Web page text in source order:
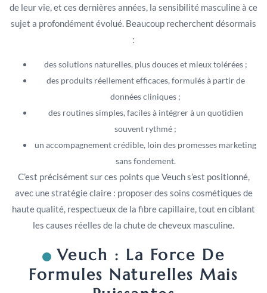
de leur vie, et ces dernières années, la sensibilité masculine à ce
sujet a profondément évolué. Beaucoup recherchent désormais
:
des solutions naturelles, plus douces et mieux tolérées ;
des produits réellement efficaces, formulés à partir de
données cliniques ;
des routines simples, faciles à intégrer à un quotidien
souvent rythmé ;
un accompagnement crédible, loin des promesses marketing
sans fondement.
C’est précisément sur ces points que Veuch s’est positionné,
avec une stratégie claire : proposer des soins cosmétiques de
haute qualité, respectueux de la fibre capillaire, tout en ciblant
les causes réelles de la chute de cheveux masculine.
Veuch : La Force De
Formules Naturelles Mais